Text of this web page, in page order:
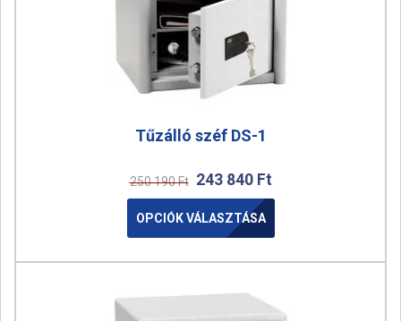
Tűzálló széf DS-1
250 190Ft 243 840 Ft
OPCIÓK VÁLASZTÁSA